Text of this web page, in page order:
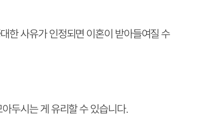
한 사유가 인정되면 이혼이 받아들여질 수
두시는 게 유리할 수 있습니다.